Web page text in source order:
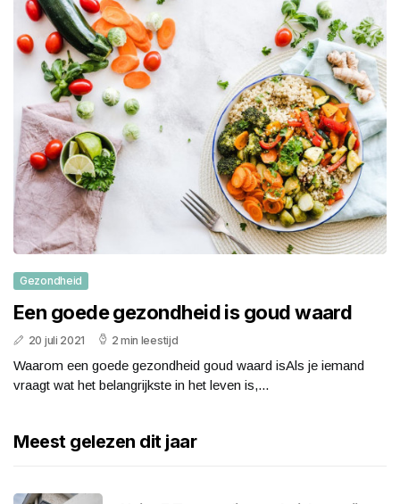
Gezondheid
Een goede gezondheid is goud waard
20 juli 2021 2 min leestijd
Waarom een goede gezondheid goud waard isAls je iemand
vraagt wat het belangrijkste in het leven is,...
Meest gelezen dit jaar